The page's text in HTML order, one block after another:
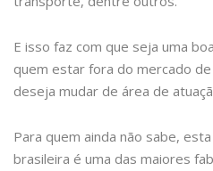
E isso faz com que seja uma
quem estar fora do mercado
deseja mudar de área de
Para quem ainda não sabe,
brasileira é uma das maiores